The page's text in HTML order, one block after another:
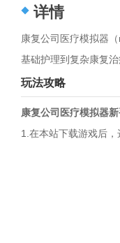
详情
康复公司医疗模拟器
基础护理到复杂康复
玩法攻略
康复公司医疗模拟器
1.在本站下载游戏后